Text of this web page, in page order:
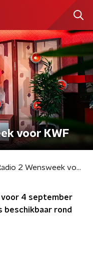
voor KWF
NPO Radio 2 Wensweek voor KWF
voor 4 september
beschikbaar rond